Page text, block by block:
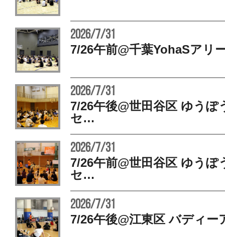
2026/7/31
7/26午前@千葉YohaSア
2026/7/31
7/26午後@世田谷区 ゆうぽ
セ…
2026/7/31
7/26午前@世田谷区 ゆうぽ
セ…
2026/7/31
7/26午後@江東区 バディ